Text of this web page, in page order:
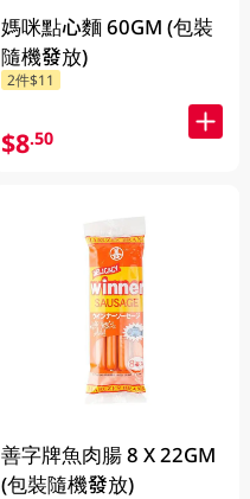
媽咪點心麵 60GM (包裝
隨機發放)
2件$11
$8.50
善字牌魚肉腸 8 X 22GM
(包裝隨機發放)